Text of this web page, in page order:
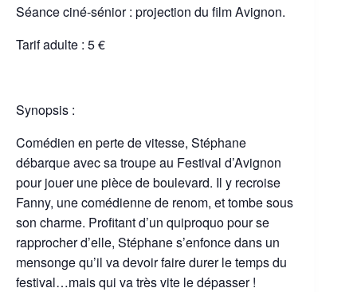
Séance ciné-sénior : projection du film Avignon.
Tarif adulte : 5 €
Synopsis :
Comédien en perte de vitesse, Stéphane
débarque avec sa troupe au Festival d’Avignon
pour jouer une pièce de boulevard. Il y recroise
Fanny, une comédienne de renom, et tombe sous
son charme. Profitant d’un quiproquo pour se
rapprocher d’elle, Stéphane s’enfonce dans un
mensonge qu’il va devoir faire durer le temps du
festival…mais qui va très vite le dépasser !